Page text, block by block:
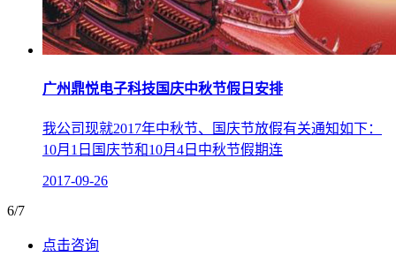
广州鼎悦电子科技国庆中秋节假日安排
我公司现就2017年中秋节、国庆节放假有关通知如下：​
10月1日国庆节和10月4日中秋节假期连
2017-09-26
6/7
点击咨询